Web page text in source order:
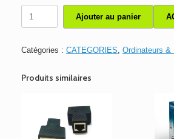
Centrale
400
Ajouter au panier
Catégories : CATEGORIES, Ordinateurs &
Produits similaires